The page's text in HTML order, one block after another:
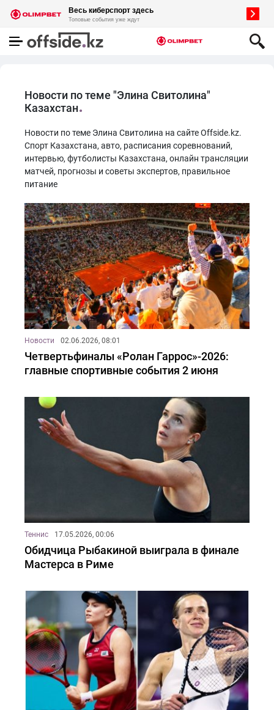
Новости по теме "Элина Свитолина"
Казахстан
Новости по теме Элина Свитолина на сайте Offside.kz.
Спорт Казахстана, авто, расписания соревнований,
интервью, футболисты Казахстана, онлайн трансляции
матчей, прогнозы и советы экспертов, правильное
питание
Новости 02.06.2026, 08:01
Четвертьфиналы «Ролан Гаррос»-2026:
главные спортивные события 2 июня
Теннис 17.05.2026, 00:06
Обидчица Рыбакиной выиграла в финале
Мастерса в Риме